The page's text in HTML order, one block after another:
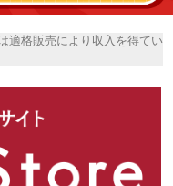
適格販売により収入を得てい